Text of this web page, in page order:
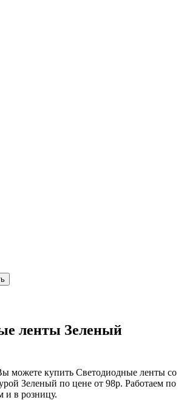
ленты Зеленый
можете купить Светодиодные ленты со
Зеленый по цене от 98р. Работаем по
и в розницу.